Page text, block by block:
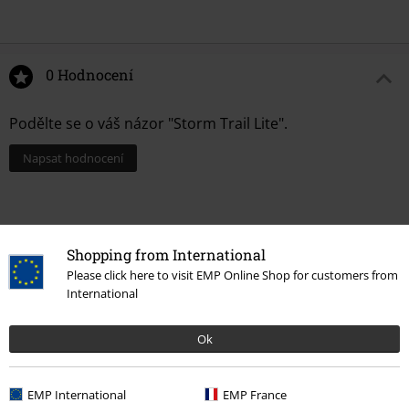
Shopping from International
Please click here to visit EMP Online Shop for customers from
International
Ok
EMP International EMP France
0 Hodnocení
Podělte se o váš názor "Storm Trail Lite".
Napsat hodnocení
Naposledy navštívené